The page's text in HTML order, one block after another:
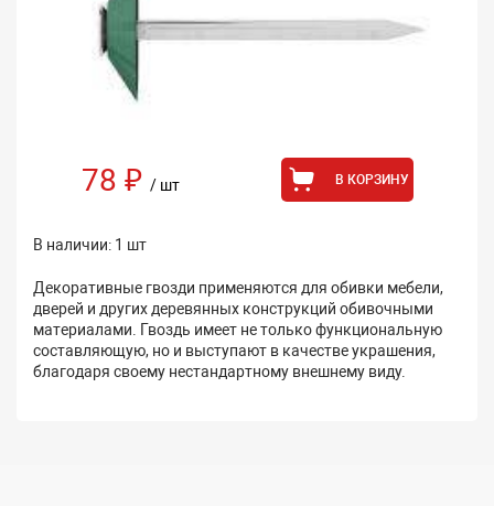
78 ₽ / шт В КОРЗИНУ
В наличии: 1 шт
Декоративные гвозди применяются для обивки мебели,
дверей и других деревянных конструкций обивочными
материалами. Гвоздь имеет не только функциональную
составляющую, но и выступают в качестве украшения,
благодаря своему нестандартному внешнему виду.